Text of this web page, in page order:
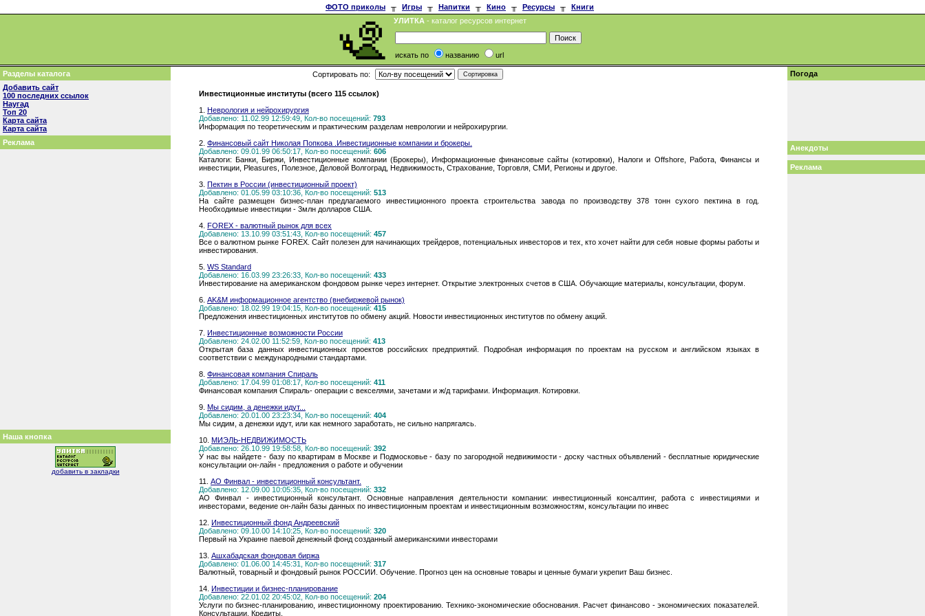
ФОТО приколы ╥ Игры ╥ Напитки ╥ Кино ╥ Ресурсы ╥
Книги
УЛИТКА - каталог ресурсов интернет
искать по названию url
Разделы каталога
Добавить сайт
100 последних ссылок
Наугад
Топ 20
Карта сайта
Карта сайта
Реклама
Наша кнопка
добавить в закладки
Сортировать по:
Инвестиционные институты (всего 115 ссылок)
1. Неврология и нейрохирургия
Добавлено: 11.02.99 12:59:49, Кол-во посещений: 793
Информация по теоретическим и практическим разделам неврологии и нейрохирургии.
2. Финансовый сайт Николая Попкова .Инвестиционные компании и брокеры.
Добавлено: 09.01.99 06:50:17, Кол-во посещений: 606
Каталоги: Банки, Биржи, Инвестиционные компании (Брокеры), Информационные финансовые сайты (котировки), Налоги и Offshore, Работа, Финансы и
инвестиции, Pleasures, Полезное, Деловой Волгоград, Недвижимость, Страхование, Торговля, СМИ, Регионы и другое.
3. Пектин в России (инвестиционный проект)
Добавлено: 01.05.99 03:10:36, Кол-во посещений: 513
На сайте размещен бизнес-план предлагаемого инвестиционного проекта строительства завода по производству 378 тонн сухого пектина в год.
Необходимые инвестиции - 3млн долларов США.
4. FOREX - валютный рынок для всех
Добавлено: 13.10.99 03:51:43, Кол-во посещений: 457
Все о валютном рынке FOREX. Сайт полезен для начинающих трейдеров, потенциальных инвесторов и тех, кто хочет найти для себя новые формы работы и
инвестирования.
5. WS Standard
Добавлено: 16.03.99 23:26:33, Кол-во посещений: 433
Инвестирование на американском фондовом рынке через интернет. Открытие электронных счетов в США. Обучающие материалы, консультации, форум.
6. AK&M информационное агентство (внебиржевой рынок)
Добавлено: 18.02.99 19:04:15, Кол-во посещений: 415
Предложения инвестиционных институтов по обмену акций. Новости инвестиционных институтов по обмену акций.
7. Инвестиционные возможности России
Добавлено: 24.02.00 11:52:59, Кол-во посещений: 413
Открытая база данных инвестиционных проектов российских предприятий. Подробная информация по проектам на русском и английском языках в
соответствии с международными стандартами.
8. Финансовая компания Спираль
Добавлено: 17.04.99 01:08:17, Кол-во посещений: 411
Финансовая компания Спираль- операции с векселями, зачетами и ж/д тарифами. Информация. Котировки.
9. Мы сидим, а денежки идут...
Добавлено: 20.01.00 23:23:34, Кол-во посещений: 404
Мы сидим, а денежки идут, или как немного заработать, не сильно напрягаясь.
10. МИЭЛЬ-НЕДВИЖИМОСТЬ
Добавлено: 26.10.99 19:58:58, Кол-во посещений: 392
У нас вы найдете - базу по квартирам в Москве и Подмосковье - базу по загородной недвижимости - доску частных объявлений - бесплатные юридические
консультации он-лайн - предложения о работе и обучении
11. АО Финвал - инвестиционный консультант.
Добавлено: 12.09.00 10:05:35, Кол-во посещений: 332
АО Финвал - инвестиционный консультант. Основные направления деятельности компании: инвестиционный консалтинг, работа с инвестициями и
инвесторами, ведение он-лайн базы данных по инвестиционным проектам и инвестиционным возможностям, консультации по инвес
12. Инвестиционный фонд Андреевский
Добавлено: 09.10.00 14:10:25, Кол-во посещений: 320
Первый на Украине паевой денежный фонд созданный американскими инвесторами
13. Ашхабадская фондовая биржа
Добавлено: 01.06.00 14:45:31, Кол-во посещений: 317
Валютный, товарный и фондовый рынок РОССИИ. Обучение. Прогноз цен на основные товары и ценные бумаги укрепит Ваш бизнес.
14. Инвестиции и бизнес-планирование
Добавлено: 22.01.02 20:45:02, Кол-во посещений: 204
Услуги по бизнес-планированию, инвестиционному проектированию. Технико-экономические обоснования. Расчет финансово - экономических показателей.
Консультации. Кредиты.
Погода
Анекдоты
Реклама